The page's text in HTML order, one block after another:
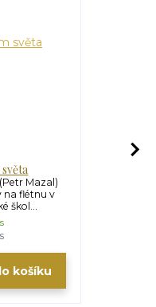
Mazal)
na flétnu v
škol...
košíku